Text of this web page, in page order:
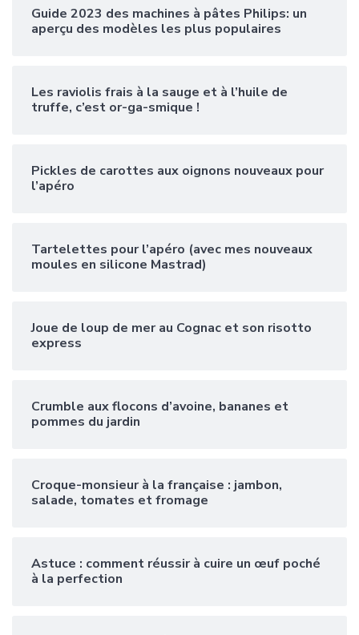
Guide 2023 des machines à pâtes Philips: un
aperçu des modèles les plus populaires
Les raviolis frais à la sauge et à l’huile de
truffe, c’est or-ga-smique !
Pickles de carottes aux oignons nouveaux pour
l’apéro
Tartelettes pour l’apéro (avec mes nouveaux
moules en silicone Mastrad)
Joue de loup de mer au Cognac et son risotto
express
Crumble aux flocons d’avoine, bananes et
pommes du jardin
Croque-monsieur à la française : jambon,
salade, tomates et fromage
Astuce : comment réussir à cuire un œuf poché
à la perfection